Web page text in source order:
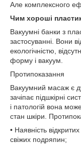
Але комплексного
Чим хороші
Вакуумні банки з
застосуванні. Вони
екологічністю,
форму і вакуум.
Протипоказання
Вакуумний масаж є
зачіпає підшкірні
і патологій вона
стан шкіри.
• Наявність
свіжих подряпин;